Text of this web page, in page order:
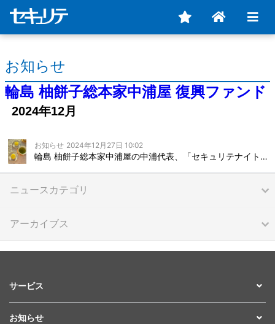
お知らせ
輪島 柚餅子総本家中浦屋 復興ファンド
2024年12月
お知らせ 2024年12月27日 10:02
輪島 柚餅子総本家中浦屋の中浦代表、「セキュリテナイト」のご登壇決定！
ニュースカテゴリ
アーカイブス
サービス
お知らせ